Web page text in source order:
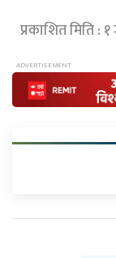
प्रकाशित मिति :